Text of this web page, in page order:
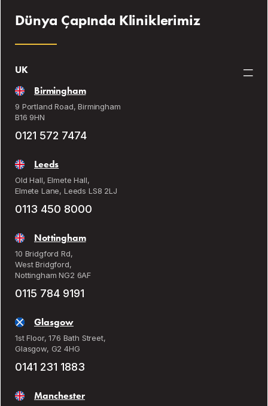
Dünya Çapında Kliniklerimiz
UK
Birmingham
9 Portland Road, Birmingham
B16 9HN
0121 572 7474
Leeds
Old Hall, Elmete Hall,
Elmete Lane, Leeds LS8 2LJ
0113 450 8000
Nottingham
10 Bridgford Rd,
West Bridgford,
Nottingham NG2 6AF
0115 784 9191
Glasgow
1st Floor, 176 Bath Street,
Glasgow, G2 4HG
0141 231 1883
Manchester